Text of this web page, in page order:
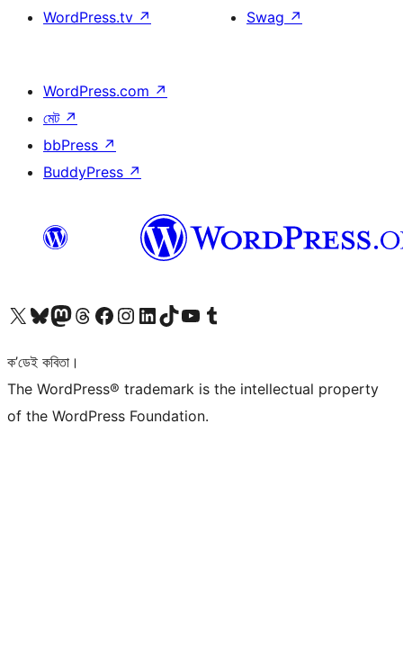
WordPress.tv ↗
Swag ↗
WordPress.com ↗
মেট ↗
bbPress ↗
BuddyPress ↗
আমাৰ X (আগৰ Twitter) একাউণ্টলৈ যাওকআমাৰ Bluesky একাউণ্টলৈ যাওকআমাৰ Mastodon একাউণ্টলৈ যাওকআমাৰ Threads একাউণ্টলৈ যাওকআমাৰ Facebook পৃষ্ঠালৈ যাওকআমাৰ Instagram একাউণ্টলৈ যাওকআমাৰ LinkedIn একাউণ্টলৈ যাওকআমাৰ TikTok একাউণ্টলৈ যাওকআমাৰ YouTube চেনেললৈ যাওকআমাৰ Tumblr একাউণ্টলৈ যাওক
ক’ডেই কবিতা।
The WordPress® trademark is the intellectual property
of the WordPress Foundation.